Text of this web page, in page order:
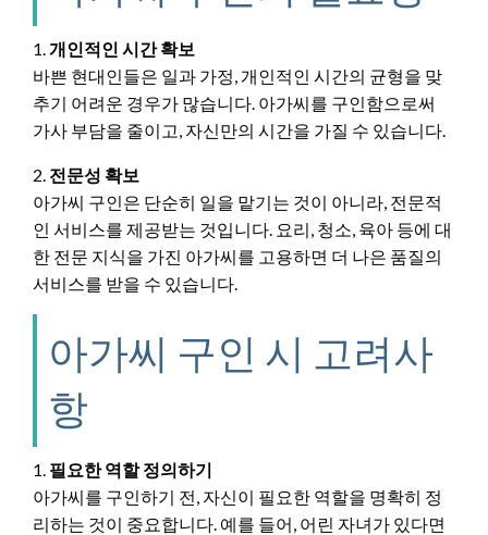
1. 개인적인 시간 확보
바쁜 현대인들은 일과 가정, 개인적인 시간의 균형을 맞
추기 어려운 경우가 많습니다. 아가씨를 구인함으로써
가사 부담을 줄이고, 자신만의 시간을 가질 수 있습니다.
2. 전문성 확보
아가씨 구인은 단순히 일을 맡기는 것이 아니라, 전문적
인 서비스를 제공받는 것입니다. 요리, 청소, 육아 등에 대
한 전문 지식을 가진 아가씨를 고용하면 더 나은 품질의
서비스를 받을 수 있습니다.
아가씨 구인 시 고려사
항
1. 필요한 역할 정의하기
아가씨를 구인하기 전, 자신이 필요한 역할을 명확히 정
리하는 것이 중요합니다. 예를 들어, 어린 자녀가 있다면